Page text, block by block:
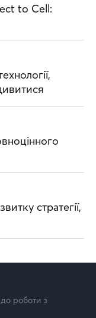
to Cell:
стратегії,
роботи з